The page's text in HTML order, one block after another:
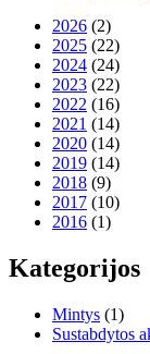
2026 (2)
2025 (22)
2024 (24)
2023 (22)
2022 (16)
2021 (14)
2020 (14)
2019 (14)
2018 (9)
2017 (10)
2016 (1)
Kategorijos
Mintys (1)
Sustabdytos